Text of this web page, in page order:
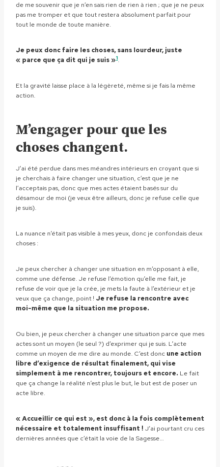
de me souvenir que je n’en sais rien de rien à rien ; que je ne peux
pas me tromper et que tout restera absolument parfait pour
tout le monde de toute manière.
Je peux donc faire les choses, sans lourdeur, juste
« parce que ça dit qui je suis »1.
Et la gravité laisse place à la légèreté, même si je fais la même
action.
M’engager pour que les
choses changent.
J’ai été perdue dans mes méandres intérieurs en croyant que si
je cherchais à faire changer une situation, c’est que je ne
l’acceptais pas, donc que mes actes étaient basés sur du
désamour de moi (je veux être ailleurs, donc je refuse celle que
je suis).
La nuance n’était pas visible à mes yeux, donc je confondais deux
choses :
Je peux chercher à changer une situation en m’opposant à elle,
comme une défense. Je refuse l’émotion qu’elle me fait, je
refuse de voir que je la crée, je mets la faute à l’extérieur et je
veux que ça change, point ! Je refuse la rencontre avec
moi-même que la situation me propose.
Ou bien, je peux chercher à changer une situation parce que mes
actes sont un moyen (le seul ?) d’exprimer qui je suis. L’acte
comme un moyen de me dire au monde. C’est donc une action
libre d’exigence de résultat finalement, qui vise
simplement à me rencontrer, toujours et encore. Le fait
que ça change la réalité n’est plus le but, le but est de poser un
acte libre.
« Accueillir ce qui est », est donc à la fois complètement
nécessaire et totalement insuffisant ! J’ai pourtant cru ces
dernières années que c’était la voie de la Sagesse…